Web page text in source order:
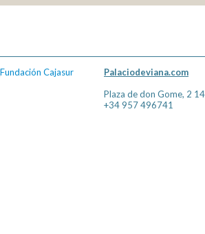
Palaciodeviana.com
Plaza de don Gome, 2
+34 957 496741